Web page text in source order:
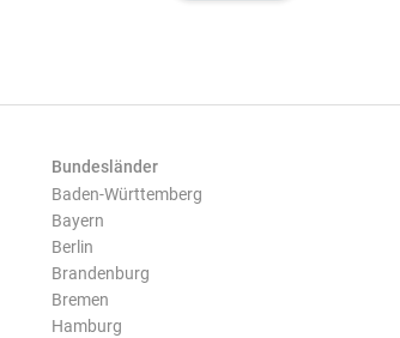
Bundesländer
Baden-Württemberg
Bayern
Berlin
Brandenburg
Bremen
Hamburg